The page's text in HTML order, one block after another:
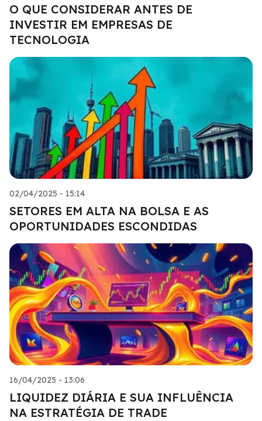
O QUE CONSIDERAR ANTES DE
INVESTIR EM EMPRESAS DE
TECNOLOGIA
02/04/2025 - 15:14
SETORES EM ALTA NA BOLSA E AS
OPORTUNIDADES ESCONDIDAS
16/04/2025 - 13:06
LIQUIDEZ DIÁRIA E SUA INFLUÊNCIA
NA ESTRATÉGIA DE TRADE